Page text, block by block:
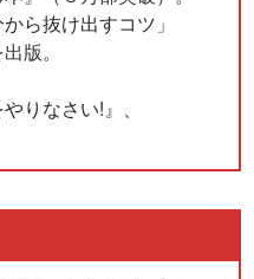
ら抜け出すコツ 」
版。
りなさい!』、